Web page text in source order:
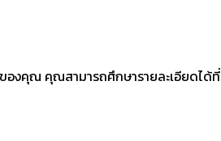
องคุณ คุณสามารถศึกษารายละเอียดได้ที่